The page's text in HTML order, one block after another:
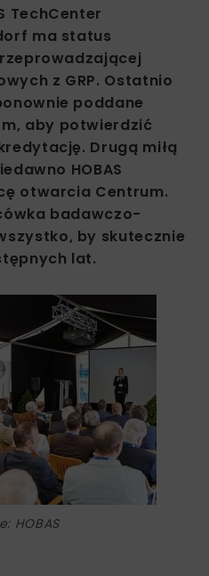
TechCenter
ma status
z GRP. Ostatnio
poddane
aby potwierdzić
Drugą miłą
HOBAS
otwarcia Centrum.
badawczo-
by skutecznie
lat.
HOBAS